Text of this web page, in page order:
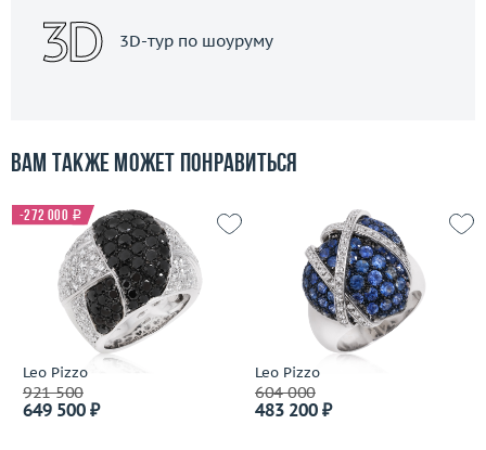
3D-тур по шоуруму
Вам также может понравиться
Leo Pizzo
921 500
649 500 ₽
-272 000 i
Leo Pizzo
604 000
483 200 ₽